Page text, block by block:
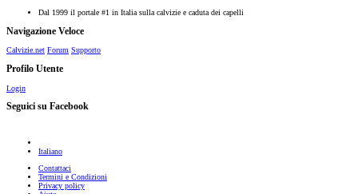
Dal 1999 il portale #1 in Italia sulla calvizie e caduta dei capelli
Navigazione Veloce
Calvizie.net Forum Supporto
Profilo Utente
Login
Seguici su Facebook
Italiano
Contattaci
Termini e Condizioni
Privacy policy